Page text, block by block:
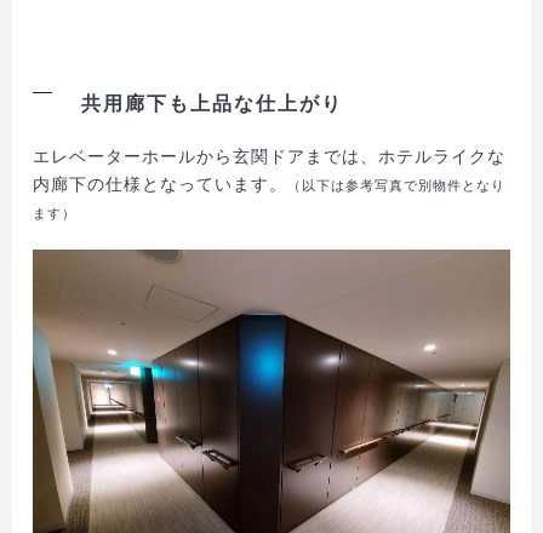
共用廊下も上品な仕上がり
エレベーターホールから玄関ドアまでは、ホテルライクな
内廊下の仕様となっています。
（以下は参考写真で別物件となり
ます）